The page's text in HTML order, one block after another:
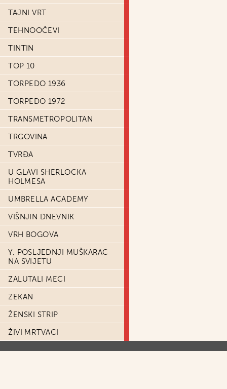
TAJNI VRT
TEHNOOČEVI
TINTIN
TOP 10
TORPEDO 1936
TORPEDO 1972
TRANSMETROPOLITAN
TRGOVINA
TVRĐA
U GLAVI SHERLOCKA
HOLMESA
UMBRELLA ACADEMY
VIŠNJIN DNEVNIK
VRH BOGOVA
Y, POSLJEDNJI MUŠKARAC
NA SVIJETU
ZALUTALI MECI
ZEKAN
ŽENSKI STRIP
ŽIVI MRTVACI